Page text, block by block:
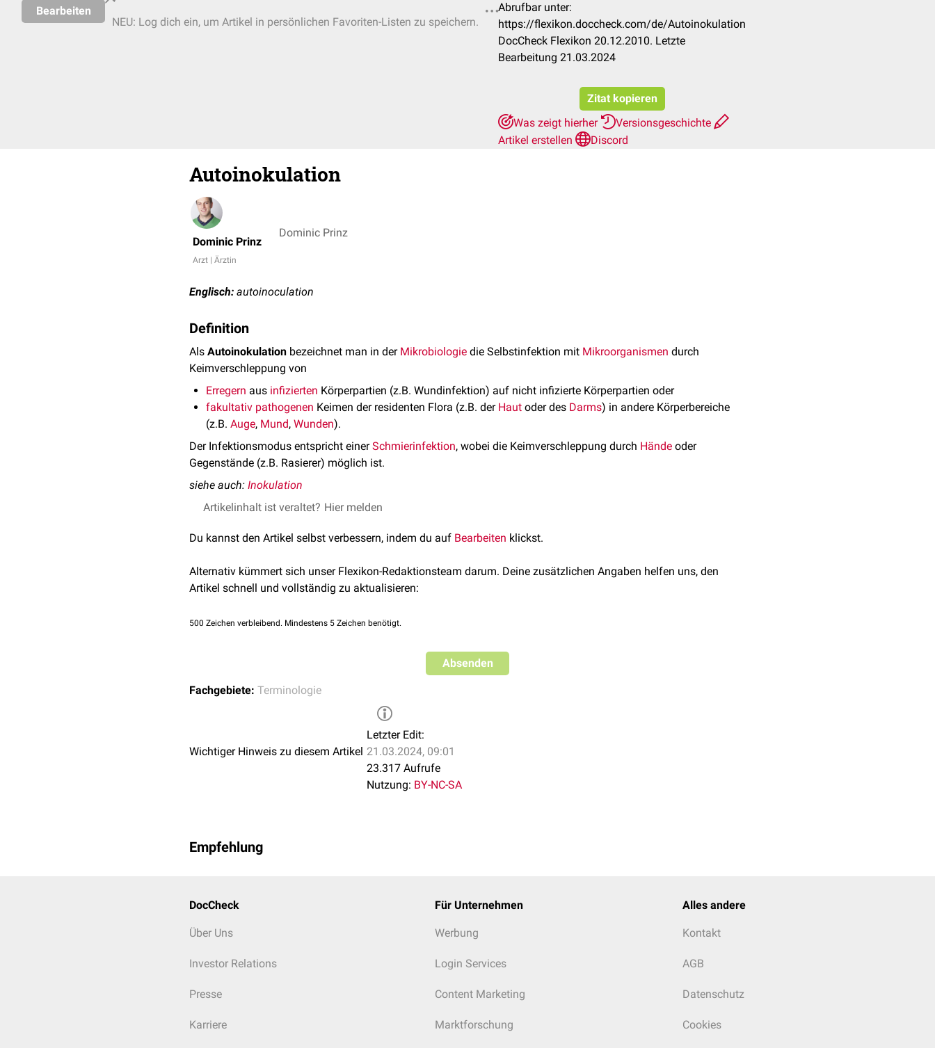
Bearbeiten
NEU: Log dich ein, um Artikel in persönlichen Favoriten-Listen zu speichern.
Abrufbar unter:
https://flexikon.doccheck.com/de/Autoinokulation
DocCheck Flexikon 20.12.2010. Letzte
Bearbeitung 21.03.2024
Zitat kopieren
Was zeigt hierher
Versionsgeschichte
Artikel erstellen
Discord
Autoinokulation
Dominic Prinz
Arzt | Ärztin
Dominic Prinz
Englisch: autoinoculation
Definition
Als Autoinokulation bezeichnet man in der Mikrobiologie die Selbstinfektion mit Mikroorganismen durch
Keimverschleppung von
Erregern aus infizierten Körperpartien (z.B. Wundinfektion) auf nicht infizierte Körperpartien oder
fakultativ pathogenen Keimen der residenten Flora (z.B. der Haut oder des Darms) in andere Körperbereiche
(z.B. Auge, Mund, Wunden).
Der Infektionsmodus entspricht einerSchmierinfektion, wobei die Keimverschleppung durch Hände oder
Gegenstände (z.B. Rasierer) möglich ist.
siehe auch: Inokulation
Artikelinhalt ist veraltet? Hier melden
Du kannst den Artikel selbst verbessern, indem du auf Bearbeiten klickst.
Alternativ kümmert sich unser Flexikon-Redaktionsteam darum. Deine zusätzlichen Angaben helfen uns, den
Artikel schnell und vollständig zu aktualisieren:
500 Zeichen verbleibend. Mindestens 5 Zeichen benötigt.
Absenden
Fachgebiete: Terminologie
Wichtiger Hinweis zu diesem Artikel
Letzter Edit:
21.03.2024, 09:01
23.317 Aufrufe
Nutzung: BY-NC-SA
Empfehlung
DocCheck
Über Uns
Investor Relations
Presse
Karriere
Für Unternehmen
Werbung
Login Services
Content Marketing
Marktforschung
Alles andere
Kontakt
AGB
Datenschutz
Cookies